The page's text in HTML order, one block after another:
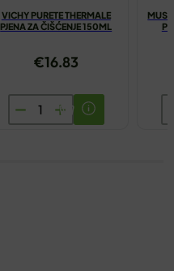
VICHY PURETE THERMALE
PJENA ZA ČIŠĆENJE 150ML
€16.83
VICHY
PURETE